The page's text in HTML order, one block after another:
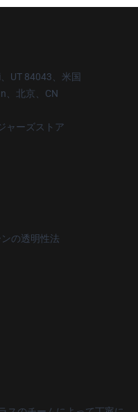
UT 84043、米国
、北京、CN
ャーズストア
の透明性法